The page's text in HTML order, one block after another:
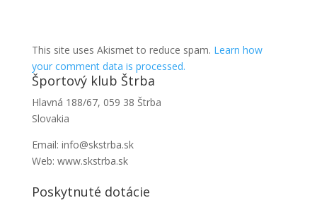
This site uses Akismet to reduce spam. Learn how
your comment data is processed.
Športový klub Štrba
Hlavná 188/67, 059 38 Štrba
Slovakia
Email: info@skstrba.sk
Web: www.skstrba.sk
Poskytnuté dotácie